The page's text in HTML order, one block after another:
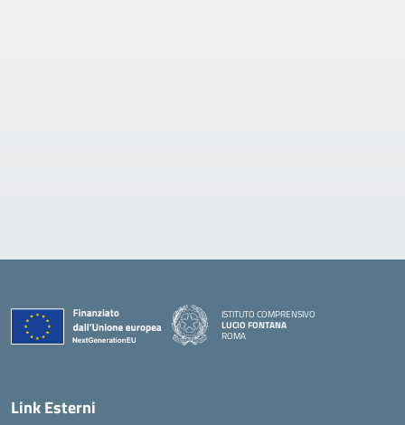
ISTITUTO COMPRENSIVO
LUCIO FONTANA
ROMA
Link Esterni